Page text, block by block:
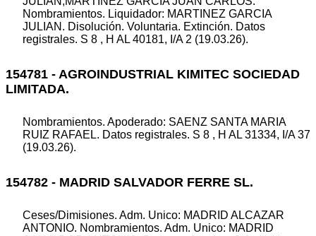
Nombramientos. Liquidador: MARTINEZ GARCIA
JULIAN. Disolución. Voluntaria. Extinción. Datos
registrales. S 8 , H AL 40181, I/A 2 (19.03.26).
154781 - AGROINDUSTRIAL KIMITEC SOCIEDAD
LIMITADA.
Nombramientos. Apoderado: SAENZ SANTA MARIA
RUIZ RAFAEL. Datos registrales. S 8 , H AL 31334, I/A 37
(19.03.26).
154782 - MADRID SALVADOR FERRE SL.
Ceses/Dimisiones. Adm. Unico: MADRID ALCAZAR
ANTONIO. Nombramientos. Adm. Unico: MADRID